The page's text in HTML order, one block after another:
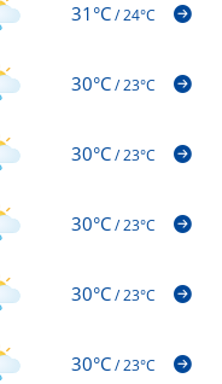
31°C/24°C
30°C/23°C
30°C/23°C
30°C/23°C
30°C/23°C
30°C/23°C